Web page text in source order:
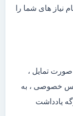
نیاز های شما را
تمایل ،
خصوصی ، به
یادداشت